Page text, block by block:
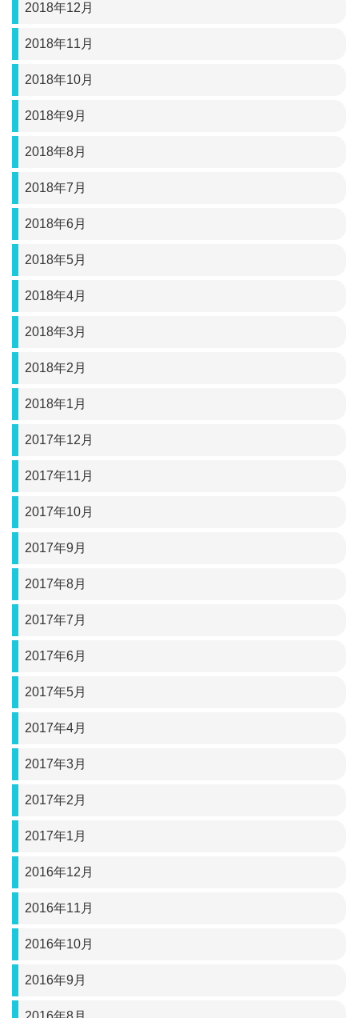
2018年12月
2018年11月
2018年10月
2018年9月
2018年8月
2018年7月
2018年6月
2018年5月
2018年4月
2018年3月
2018年2月
2018年1月
2017年12月
2017年11月
2017年10月
2017年9月
2017年8月
2017年7月
2017年6月
2017年5月
2017年4月
2017年3月
2017年2月
2017年1月
2016年12月
2016年11月
2016年10月
2016年9月